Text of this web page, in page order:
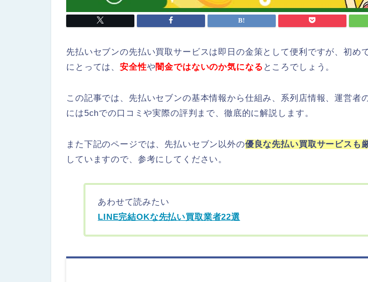
先払いセブンの先払い買取サービスは即日の金策として便利ですが、初め
にとっては、安全性や闇金ではないのか気になる ところでしょう。
この記事では、先払いセブンの基本情報から仕組み、系列店情報、運営者
には5chでの口コミや実際の評判まで、徹底的に解説します。
また下記のページでは、先払いセブン以外の優良な先払い買取サービスも
していますので、参考にしてください。
あわせて読みたい
LINE完結OKな先払い買取業者22選